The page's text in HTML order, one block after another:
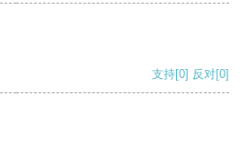
支持[0] 反对[0]